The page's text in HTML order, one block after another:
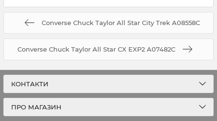
Converse Chuck Taylor All Star City Trek A08558C
Converse Chuck Taylor All Star CX EXP2 A07482C
КОНТАКТИ
ПРО МАГАЗИН